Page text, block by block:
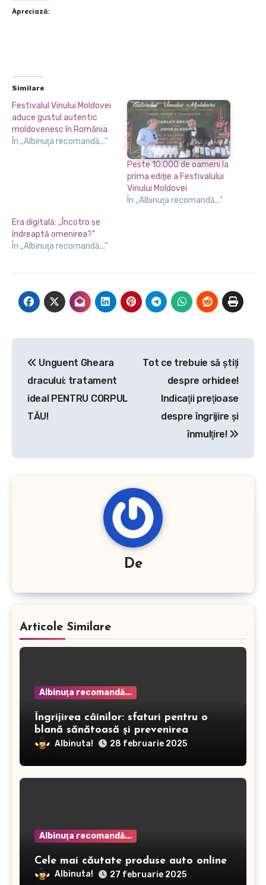
Apreciază:
Similare
Festivalul Vinului Moldovei
aduce gustul autentic
moldovenesc în România
În „Albinuţa recomandă...”
Peste 10.000 de oameni la
prima ediție a Festivalului
Vinului Moldovei
În „Albinuţa recomandă...”
Era digitală: „Încotro se
îndreaptă omenirea?”
În „Albinuţa recomandă...”
articole
Unguent Gheara
dracului: tratament
ideal PENTRU CORPUL
TĂU!
Tot ce trebuie să ştiţi
despre orhidee!
Indicaţii preţioase
despre îngrijire şi
înmulţire!
De
Articole Similare
Albinuţa recomandă...
Îngrijirea câinilor: sfaturi pentru o
blană sănătoasă și prevenirea
dermatitei
Albinuta! 28 februarie 2025
Albinuţa recomandă...
Cele mai căutate produse auto online
Albinuta! 27 februarie 2025